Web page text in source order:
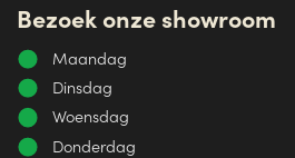
Bezoek onze showroom
Maandag
Dinsdag
Woensdag
Donderdag